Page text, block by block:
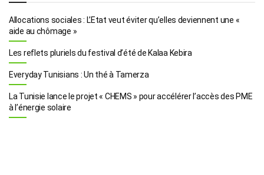
Allocations sociales : L’Etat veut éviter qu’elles deviennent une «
aide au chômage »
Les reflets pluriels du festival d’été de Kalaa Kebira
Everyday Tunisians : Un thé à Tamerza
La Tunisie lance le projet « CHEMS » pour accélérer l’accès des PME
à l’énergie solaire